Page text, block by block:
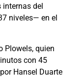
del
niveles— en el
Plowels, quien
con 45
Hansel Duarte